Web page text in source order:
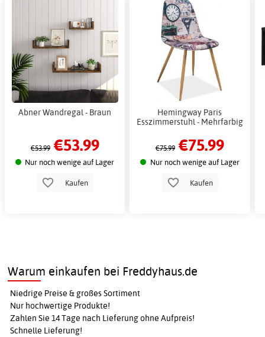
Abner Wandregal - Braun
€53.99 €53.99
Nur noch wenige auf Lager
Kaufen
Hemingway Paris
Esszimmerstuhl - Mehrfarbig
€75.99 €75.99
Nur noch wenige auf Lager
Kaufen
Warum einkaufen bei Freddyhaus.de
Niedrige Preise & großes Sortiment
Nur hochwertige Produkte!
Zahlen Sie 14 Tage nach Lieferung ohne Aufpreis!
Schnelle Lieferung!